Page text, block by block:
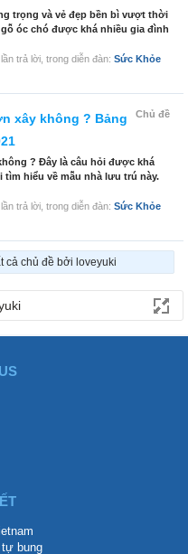
trọng và vẻ đẹp bền bì vượt thời
óc chó được khá nhiều gia đình
lần trả lời, trong diễn đàn: Sức Khỏe
Chủ đề
xây không ? Bảng
? Đây là câu hỏi được khá
tìm hiểu về mẫu nhà lưu trú này.
lần trả lời, trong diễn đàn: Sức Khỏe
cả chủ đề bởi loveyuki
bung